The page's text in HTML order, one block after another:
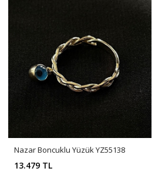
Nazar Boncuklu Yüzük YZ55138
13.479 TL